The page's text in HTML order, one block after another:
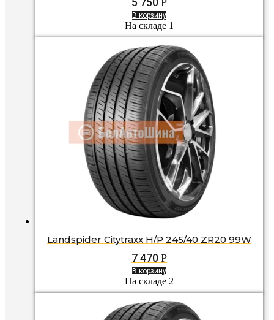
Р
В корзину
На складе 1
Landspider Citytraxx H/P 245/40 ZR20 99W
7 470 Р
В корзину
На складе 2